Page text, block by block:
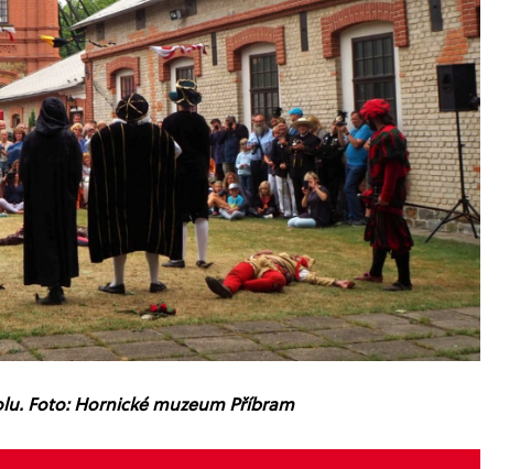
Foto: Hornické muzeum Příbram